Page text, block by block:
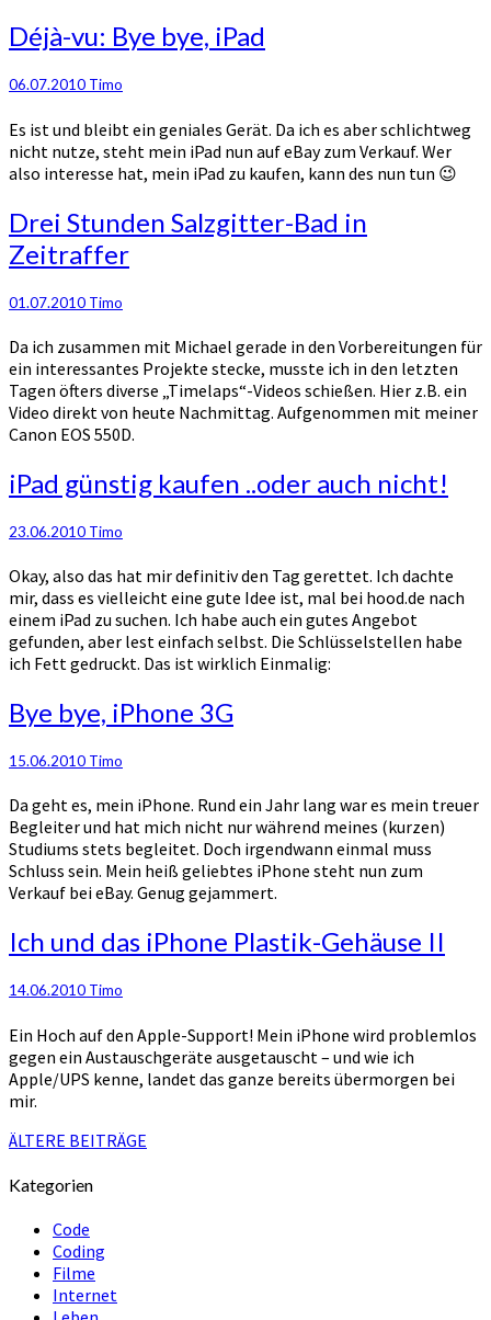
Déjà-
vu:
Bye
bye,
Déjà-vu: Bye bye, iPad
06.07.2010 Timo
Es ist und bleibt ein geniales Gerät. Da ich es aber schlichtweg
nicht nutze, steht mein iPad nun auf eBay zum Verkauf. Wer
also interesse hat, mein iPad zu kaufen, kann des nun tun 😉
Drei
Stunden
Salzgitter-
in
Drei Stunden Salzgitter-Bad in
Zeitraffer
01.07.2010 Timo
Da ich zusammen mit Michael gerade in den Vorbereitungen für
ein interessantes Projekte stecke, musste ich in den letzten
Tagen öfters diverse „Timelaps“-Videos schießen. Hier z.B. ein
Video direkt von heute Nachmittag. Aufgenommen mit meiner
Canon EOS 550D.
iPad
günstig
..oder
nicht!
iPad günstig kaufen ..oder auch nicht!
23.06.2010 Timo
Okay, also das hat mir definitiv den Tag gerettet. Ich dachte
mir, dass es vielleicht eine gute Idee ist, mal bei hood.de nach
einem iPad zu suchen. Ich habe auch ein gutes Angebot
gefunden, aber lest einfach selbst. Die Schlüsselstellen habe
ich Fett gedruckt. Das ist wirklich Einmalig:
Bye
bye,
iPhone
3G
Bye bye, iPhone 3G
15.06.2010 Timo
Da geht es, mein iPhone. Rund ein Jahr lang war es mein treuer
Begleiter und hat mich nicht nur während meines (kurzen)
Studiums stets begleitet. Doch irgendwann einmal muss
Schluss sein. Mein heiß geliebtes iPhone steht nun zum
Verkauf bei eBay. Genug gejammert.
Ich
und
das
iPhone
Gehäuse
II
Ich und das iPhone Plastik-Gehäuse II
14.06.2010 Timo
Ein Hoch auf den Apple-Support! Mein iPhone wird problemlos
gegen ein Austauschgeräte ausgetauscht – und wie ich
Apple/UPS kenne, landet das ganze bereits übermorgen bei
mir.
Beitragsnavigation
ÄLTERE BEITRÄGE
Kategorien
Code
Coding
Filme
Internet